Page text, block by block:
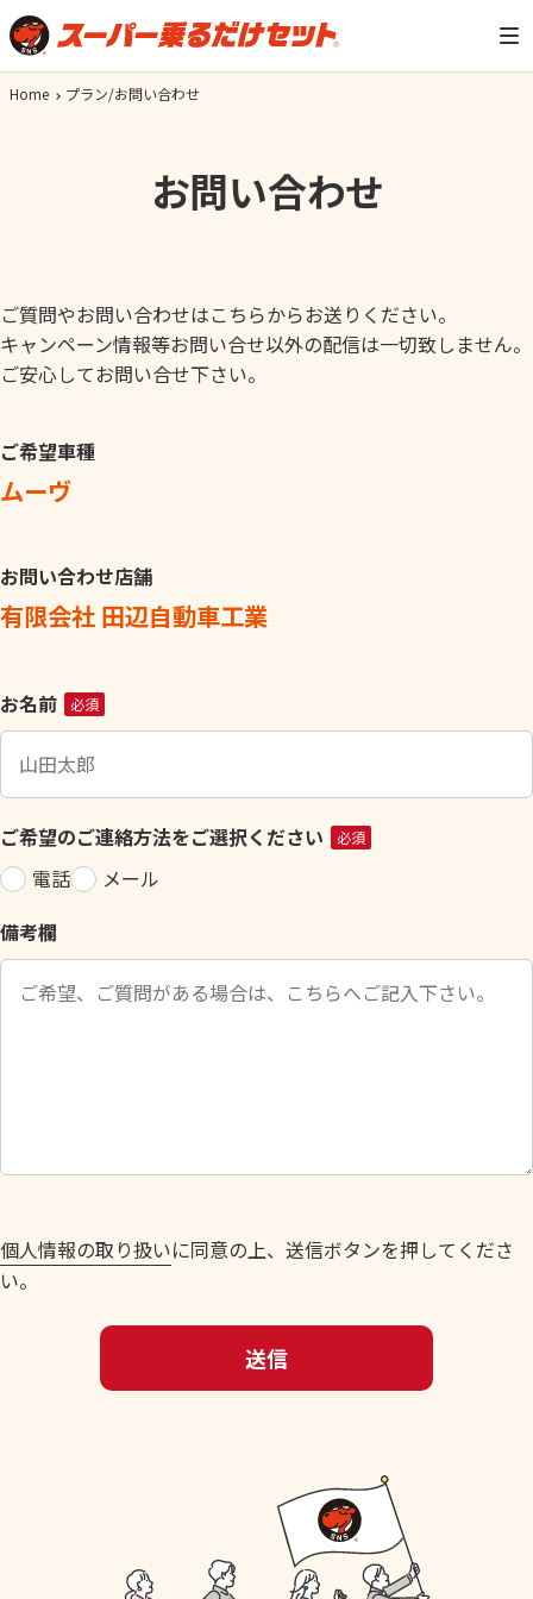
Home プラン/お問い合わせ
お問い合わせ
ご質問やお問い合わせはこちらからお送りください。
キャンペーン情報等お問い合せ以外の配信は一切致しません。
ご安心してお問い合せ下さい。
ご希望車種
ムーヴ
お問い合わせ店舗
有限会社 田辺自動車工業
こ
の
ィ
ー
ル
ド
空
の
だ
い
。
お名前 必須
ご希望のご連絡方法をご選択ください 必須
電話
メール
備考欄
個人情報の取り扱いに同意の上、送信ボタンを押してくださ
い。